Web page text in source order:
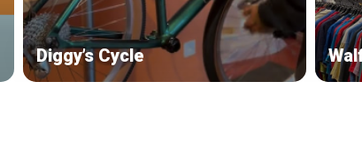
Diggy’s Cycle